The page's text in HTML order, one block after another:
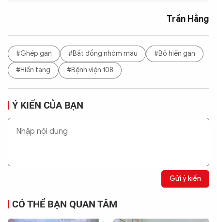
Trần Hằng
#Ghép gan #Bất đồng nhóm máu
#Bố hiến gan
#Hiến tạng
#Bệnh viện 108
Ý KIẾN CỦA BẠN
Gửi ý kiến
CÓ THỂ BẠN QUAN TÂM